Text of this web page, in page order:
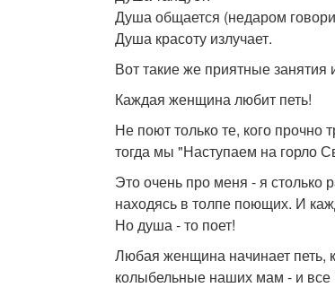
Душа общается (недаром
Душа красоту излучает.
Вот такие же приятные
Каждая женщина любит петь!
Не поют только те, кого
тогда мы "Наступаем на горло
Это очень про меня - я столько
находясь в толпе поющих. И
Но душа - то поет!
Любая женщина начинает петь,
колыбельные наших мам - и все